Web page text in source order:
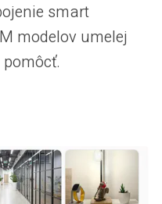
smart
modelov umelej